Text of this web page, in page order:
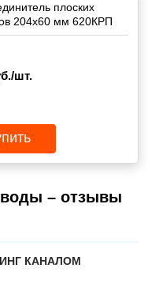
плоских
204х60 мм 620КРП
шт.
– отзывы
КАНАЛОМ